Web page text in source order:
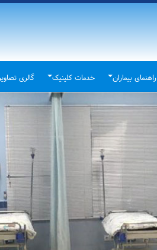
راهنمای بیماران خدمات کلینیک گالری تصاویر